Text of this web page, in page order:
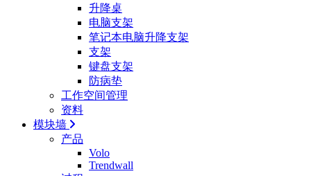
升降桌
电脑支架
笔记本电脑升降支架
支架
键盘支架
防病垫
工作空间管理
资料
模块墙
产品
Volo
Trendwall